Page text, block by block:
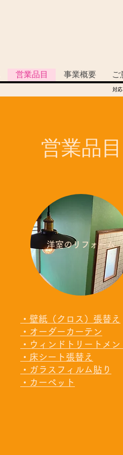
営業品目 事業概要 ご
対
​営業品目
洋室のリフォーム
・壁紙（クロス）張替え
・オーダーカーテン
・ウィンドトリートメン
・床シート張替え
・ガラスフィルム貼り
・カーペット